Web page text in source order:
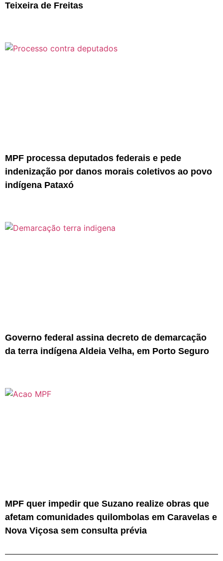
Teixeira de Freitas
MPF processa deputados federais e pede
indenização por danos morais coletivos ao povo
indígena Pataxó
Governo federal assina decreto de demarcação
da terra indígena Aldeia Velha, em Porto Seguro
MPF quer impedir que Suzano realize obras que
afetam comunidades quilombolas em Caravelas e
Nova Viçosa sem consulta prévia